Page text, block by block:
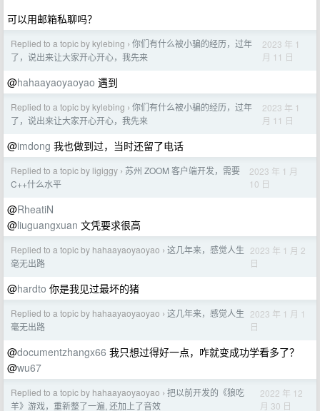
可以用邮箱私聊吗？
Replied to a topic by kylebing › 你们有什么被小骗的经历，过年
了，说出来让大家开心开心，我先来
2023 年 1
月 11 日
@hahaayaoyaoyao 遇到
Replied to a topic by kylebing › 你们有什么被小骗的经历，过年
了，说出来让大家开心开心，我先来
2023 年 1
月 11 日
@imdong 我也做到过，当时还留了电话
Replied to a topic by ligiggy › 苏州 ZOOM 客户端开发，需要
C++什么水平
2023 年 1 月
10 日
@RheatiN
@liuguangxuan 文凭要求很高
Replied to a topic by hahaayaoyaoyao › 这几年来，感觉人生
毫无出路
2023 年 1 月 2
日
@hardto 你是我见过最坏的猪
Replied to a topic by hahaayaoyaoyao › 这几年来，感觉人生
毫无出路
2023 年 1 月 1
日
@documentzhangx66 我只想过得好一点，咋就变成功学看多了？
@wu67
Replied to a topic by hahaayaoyaoyao › 把以前开发的《狼吃
羊》游戏，重新整了一遍, 还加上了音效
2022 年 12
月 30 日